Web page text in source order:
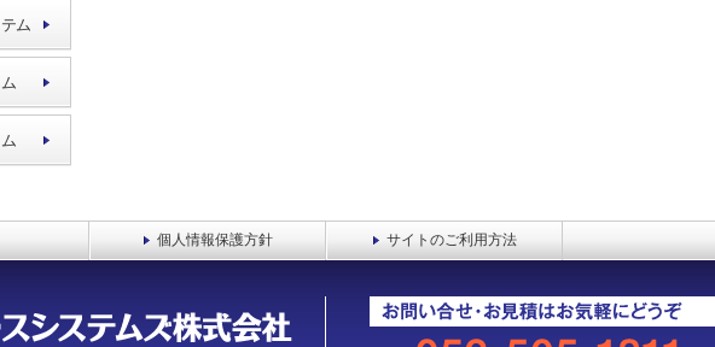
ム
個人情報保護方針 サイトのご利用方法